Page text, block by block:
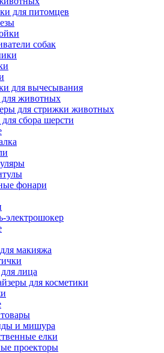
для питомцев
собак
для вычесывания
животных
для стрижки животных
сбора шерсти
фонари
электрошокер
макияжа
лица
для косметики
и мишура
елки
проекторы